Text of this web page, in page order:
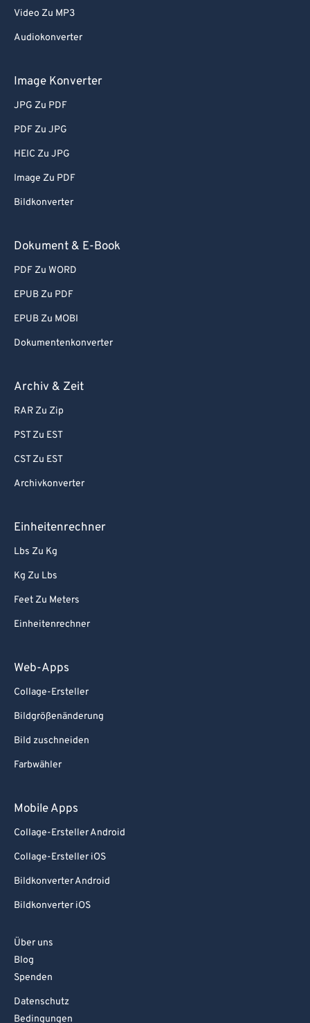
Video Zu MP3
Audiokonverter
Image Konverter
JPG Zu PDF
PDF Zu JPG
HEIC Zu JPG
Image Zu PDF
Bildkonverter
Dokument & E-Book
PDF Zu WORD
EPUB Zu PDF
EPUB Zu MOBI
Dokumentenkonverter
Archiv & Zeit
RAR Zu Zip
PST Zu EST
CST Zu EST
Archivkonverter
Einheitenrechner
Lbs Zu Kg
Kg Zu Lbs
Feet Zu Meters
Einheitenrechner
Web-Apps
Collage-Ersteller
Bildgrößenänderung
Bild zuschneiden
Farbwähler
Mobile Apps
Collage-Ersteller Android
Collage-Ersteller iOS
Bildkonverter Android
Bildkonverter iOS
Über uns
Blog
Spenden
Datenschutz
Bedingungen